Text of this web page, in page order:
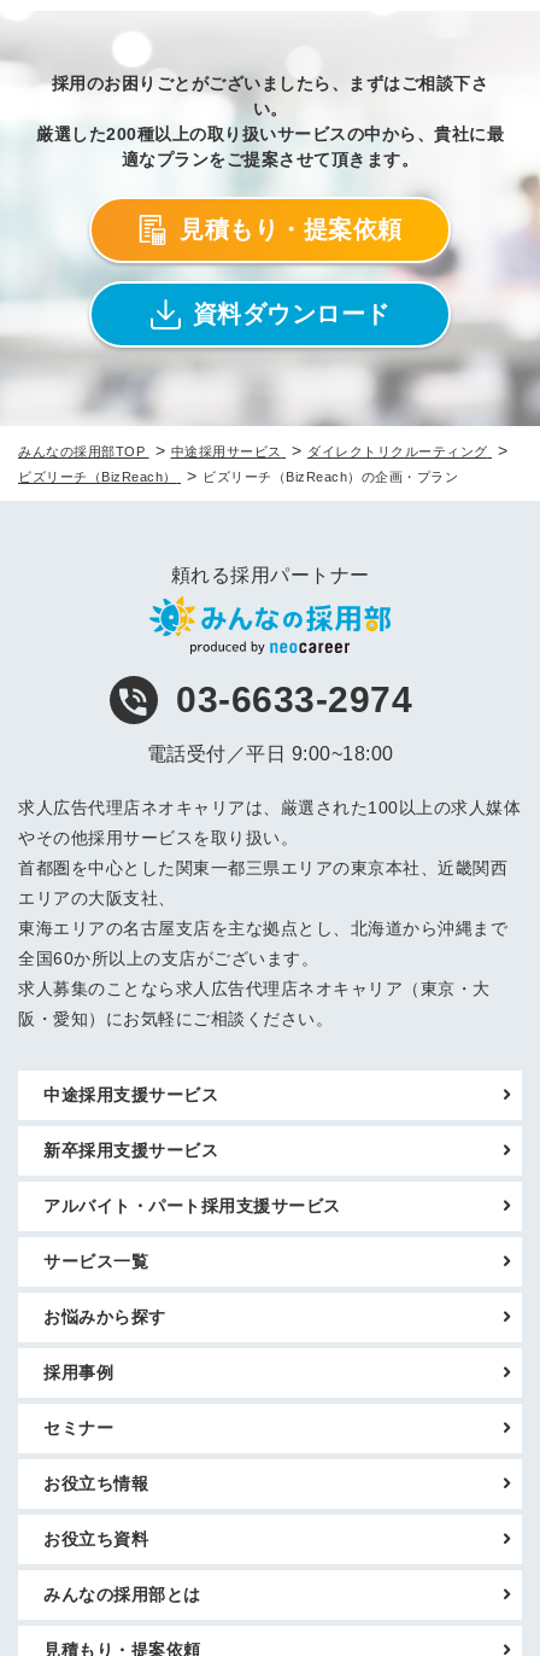
採用のお困りごとがございましたら、まずはご相談下さ
い。
厳選した200種以上の取り扱いサービスの中から、貴社に最
適なプランをご提案させて頂きます。
見積もり・提案依頼
資料ダウンロード
みんなの採用部TOP > 中途採用サービス > ダイレクトリクルーティング >
ビズリーチ（BizReach） > ビズリーチ（BizReach）の企画・プラン
頼れる採用パートナー
03-6633-2974
電話受付／平日 9:00~18:00
求人広告代理店ネオキャリアは、厳選された100以上の求人媒体
やその他採用サービスを取り扱い。
首都圏を中心とした関東一都三県エリアの東京本社、近畿関西
エリアの大阪支社、
東海エリアの名古屋支店を主な拠点とし、北海道から沖縄まで
全国60か所以上の支店がございます。
求人募集のことなら求人広告代理店ネオキャリア（東京・大
阪・愛知）にお気軽にご相談ください。
中途採用支援サービス
新卒採用支援サービス
アルバイト・パート採用支援サービス
サービス一覧
お悩みから探す
採用事例
セミナー
お役立ち情報
お役立ち資料
みんなの採用部とは
見積もり・提案依頼